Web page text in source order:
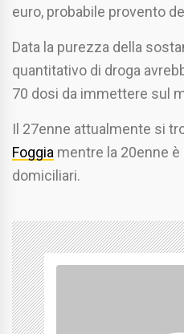
euro, probabile provento
Data la purezza della
quantitativo di droga
70 dosi da immettere sul
Il 27enne attualmente si
Foggia mentre la 20enne
domiciliari.